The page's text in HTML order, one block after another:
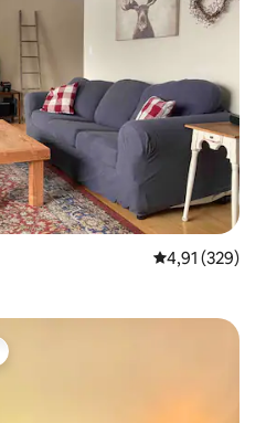
4,91 de uma
4,91 (329)
dos hóspedes